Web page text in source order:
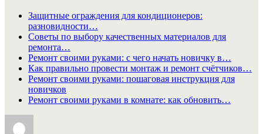
Защитные ограждения для кондиционеров:
разновидности…
Советы по выбору качественных материалов для
ремонта…
Ремонт своими руками: с чего начать новичку в…
Как правильно провести монтаж и ремонт счётчиков…
Ремонт своими руками: пошаговая инструкция для
новичков
Ремонт своими руками в комнате: как обновить…